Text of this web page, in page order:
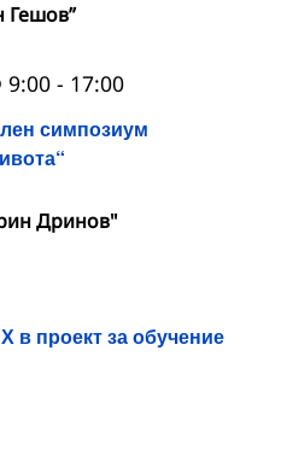
Гешов”
симпозиум
9:00 - 17:00
Дринов"
в проект за обучение